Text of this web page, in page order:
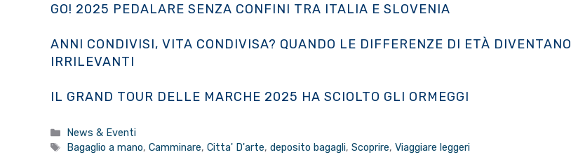
GO! 2025 PEDALARE SENZA CONFINI TRA ITALIA E SLOVENIA
ANNI CONDIVISI, VITA CONDIVISA? QUANDO LE DIFFERENZE DI ETÀ DIVENTANO
IRRILEVANTI
IL GRAND TOUR DELLE MARCHE 2025 HA SCIOLTO GLI ORMEGGI
Categorie
News & Eventi
Tag
Bagaglio a mano,Camminare,Citta' D'arte,deposito bagagli,Scoprire,Viaggiare leggeri